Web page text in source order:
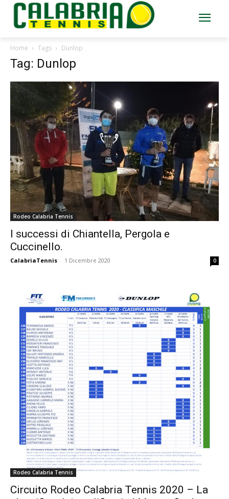
Home Tags Dunlop
Tag: Dunlop
Rodeo Calabria Tennis
I successi di Chiantella, Pergola e
Cuccinello.
CalabriaTennis - 1 Dicembre 2020 0
Rodeo Calabria Tennis
Circuito Rodeo Calabria Tennis 2020 – La